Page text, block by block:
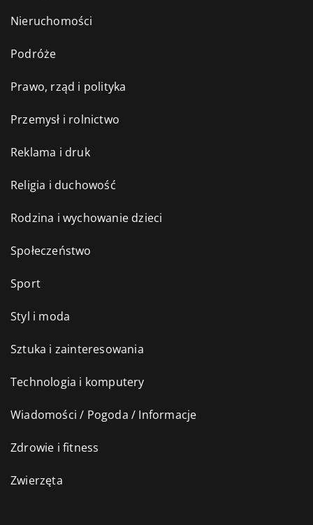
Nieruchomości
Podróże
Prawo, rząd i polityka
Przemysł i rolnictwo
Reklama i druk
Religia i duchowość
Rodzina i wychowanie dzieci
Społeczeństwo
Sport
Styl i moda
Sztuka i zainteresowania
Technologia i komputery
Wiadomości / Pogoda / Informacje
Zdrowie i fitness
Zwierzęta